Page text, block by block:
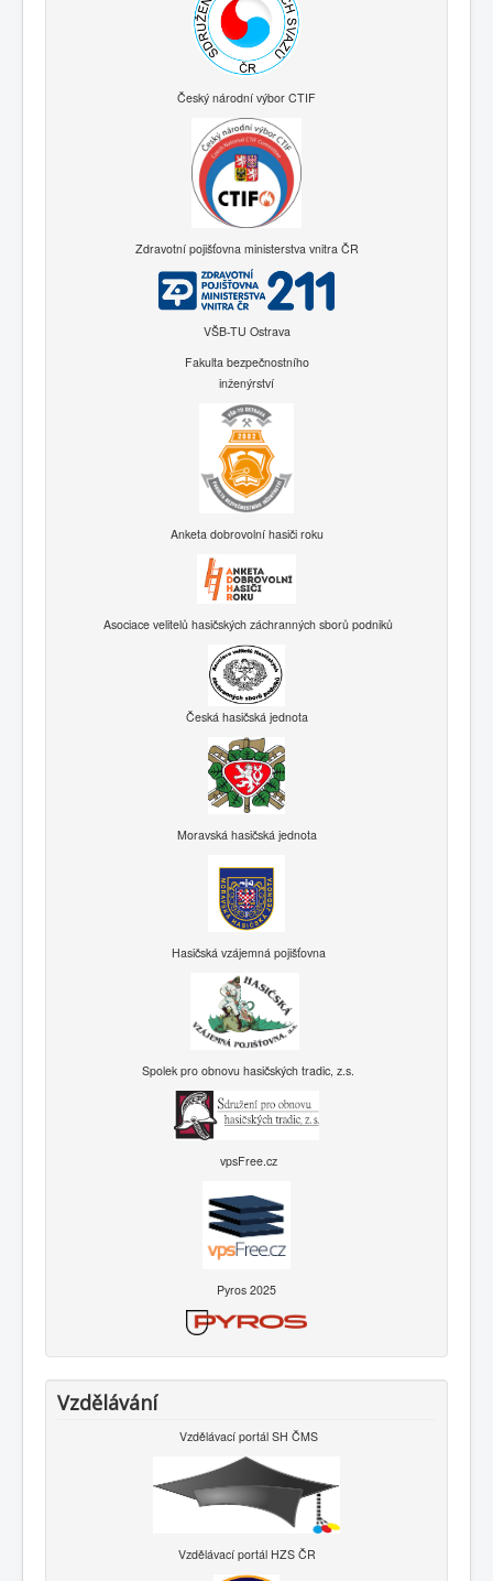
Český národní výbor CTIF
Zdravotní pojišťovna ministerstva vnitra ČR
VŠB-TU Ostrava
Fakulta bezpečnostního
inženýrství
Anketa dobrovolní hasiči roku
Asociace velitelů hasičských záchranných sborů podniků
Česká hasičská jednota
Moravská hasičská jednota
Hasičská vzájemná pojišťovna
Spolek pro obnovu hasičských tradic, z.s.
vpsFree.cz
Pyros 2025
Vzdělávání
Vzdělávací portál SH ČMS
Vzdělávací portál HZS ČR